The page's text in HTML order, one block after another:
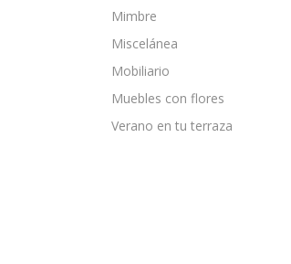
Mimbre
Miscelánea
Mobiliario
Muebles con flores
Verano en tu terraza